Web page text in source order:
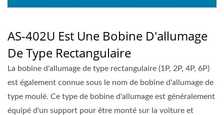
AS-402U Est Une Bobine D'allumage
De Type Rectangulaire
La bobine d'allumage de type rectangulaire (1P, 2P, 4P, 6P)
est également connue sous le nom de bobine d'allumage de
type moulé. Ce type de bobine d'allumage est généralement
équipé d'un support pour être monté sur la voiture et